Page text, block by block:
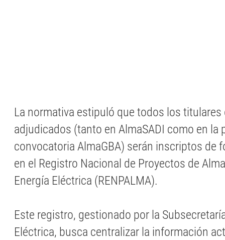
La normativa estipuló que todos los
adjudicados (tanto en AlmaSADI como en la
convocatoria AlmaGBA) serán inscriptos de
en el Registro Nacional de Proyectos de
Energía Eléctrica (RENPALMA).
Este registro, gestionado por la
Eléctrica, busca centralizar la información